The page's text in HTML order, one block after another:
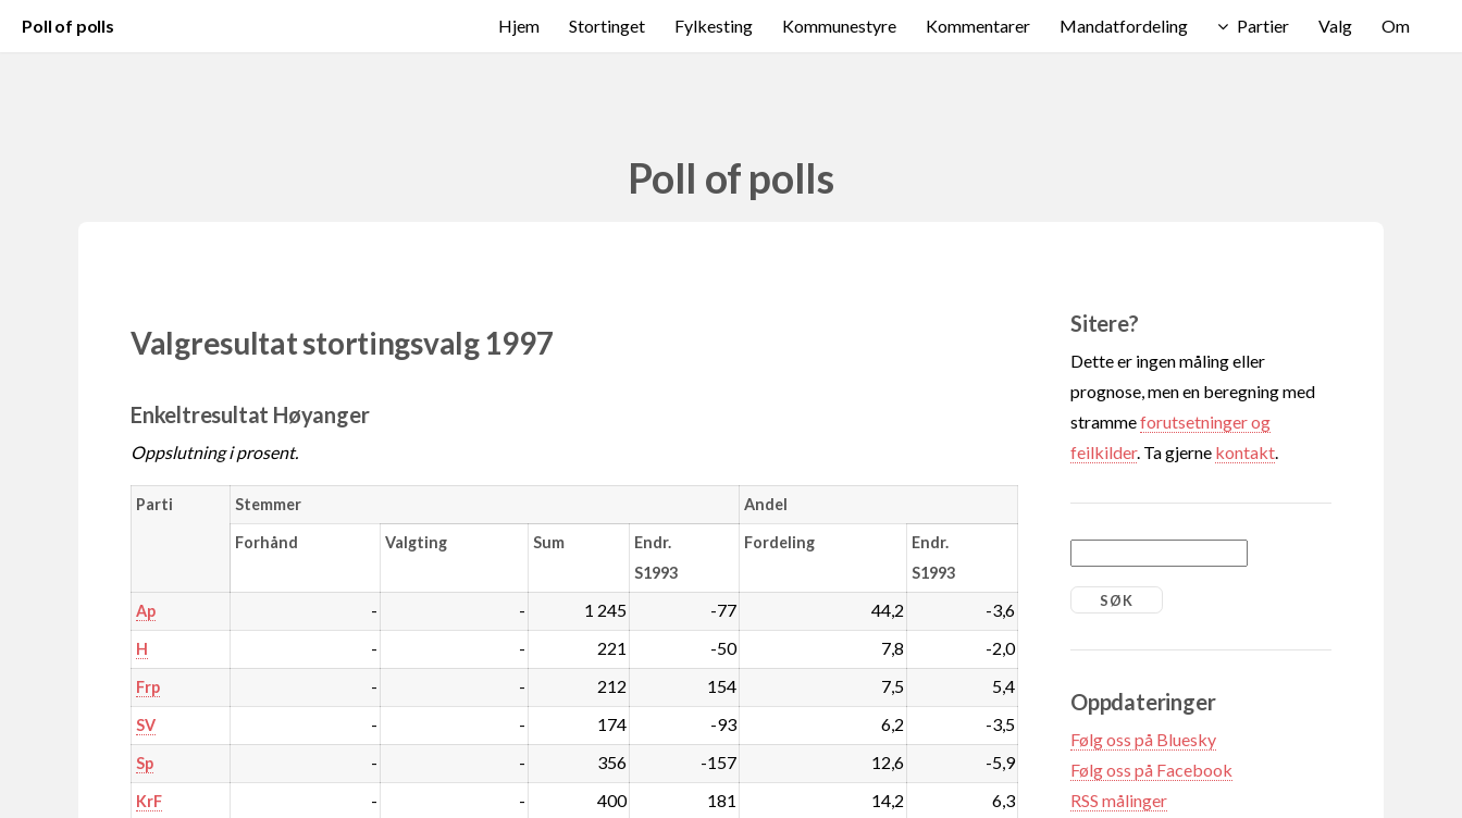
Poll of polls Hjem Stortinget Fylkesting Kommunestyre Kommentarer Mandatfordeling Partier Valg Om
Poll of polls
Valgresultat stortingsvalg 1997
Enkeltresultat Høyanger
Oppslutning i prosent.
Parti Stemmer Andel
Forhånd Valgting Sum
Endr.
S1993
Fordeling
Endr.
S1993
Ap - - 1 245 -77 44,2 -3,6
H - - 221 -50 7,8 -2,0
Frp - - 212 154 7,5 5,4
SV - - 174 -93 6,2 -3,5
Sp - - 356 -157 12,6 -5,9
KrF - - 400 181 14,2 6,3
Sitere?
Dette er ingen måling eller
prognose, men en beregning med
strammeforutsetninger og
feilkilder. Ta gjerne kontakt
Oppdateringer
Følg oss på Bluesky
Følg oss på Facebook
RSS målinger